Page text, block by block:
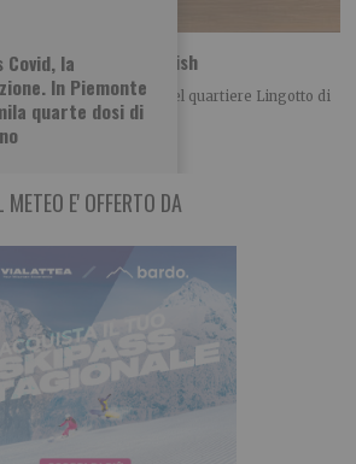
Covid, la
In Piemonte
quarte dosi di
33 kg di hashish
nei giorni scorsi nel quartiere Lingotto di
METEO E' OFFERTO DA